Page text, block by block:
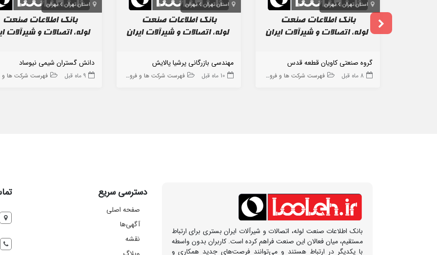
استان تهران تهران
گروه صنعتی کاویان قطعه قدس
8 ماه قبل فهرست شرکت ها و فروشگاه ها
استان تهران تهران
مهندسی بازرگانی پرشیا پالایش
10 ماه قبل فهرست شرکت ها و فروشگاه ها
استان تهران تهران
دانش گستران شیمی نیوساد
9 ماه قبل فهرست شرکت ها و
بانک اطلاعات صنعت لوله، اتصالات و شیرآلات ایران بستری برای ارتباط
مستقیم، میان فعالان این صنعت فراهم کرده است. کاربران بدون واسطه
با یکدیگر در ارتباط هستند و می‌توانند فرصت‌های جدید همکاری و
دسترسی سریع
صفحه اصلی
آگهی‌ها
نقشه